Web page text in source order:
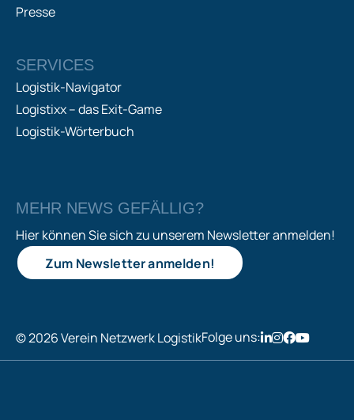
Presse
SERVICES
Logistik-Navigator
Logistixx – das Exit-Game
Logistik-Wörterbuch
MEHR NEWS GEFÄLLIG?
Hier können Sie sich zu unserem Newsletter anmelden!
Zum Newsletter anmelden!
© 2026 Verein Netzwerk LogistikFolge uns: